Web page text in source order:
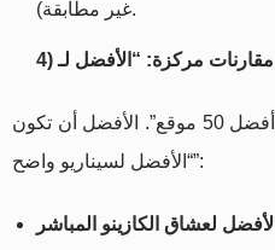
غير مطابقة).
المقارنات التي تحوّل ليست “أفضل 50 موقع”. الأفضل أن تكون
“الأفضل لسيناريو واضح”:
الأفضل لعشاق الكازينو المباشر